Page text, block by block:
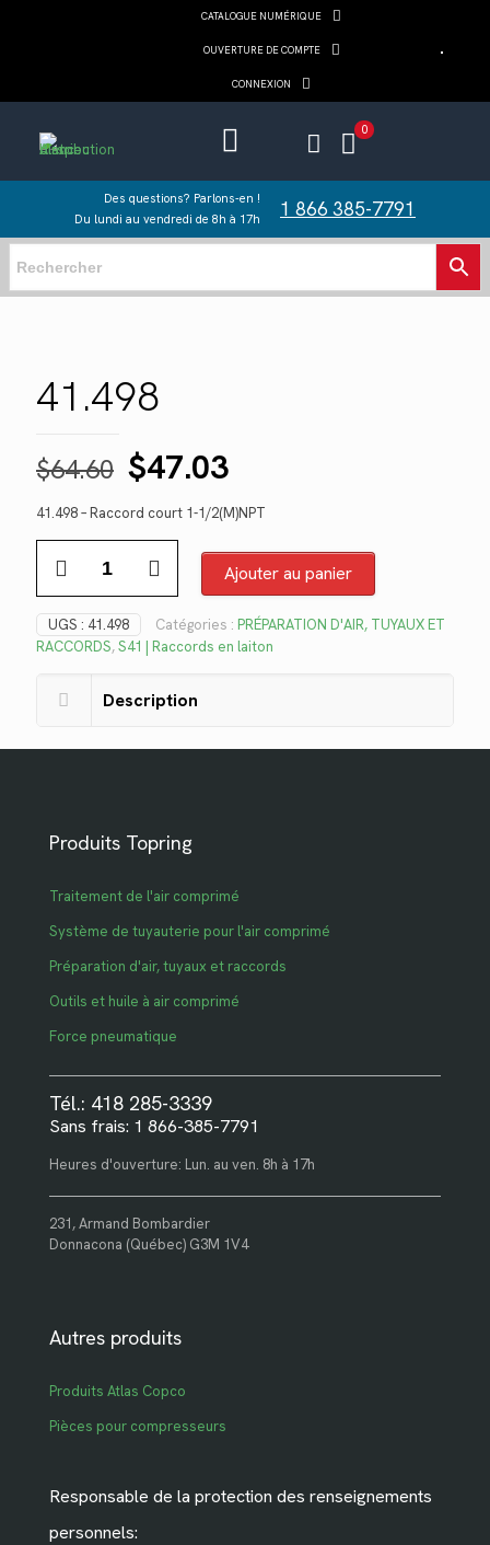
CATALOGUE NUMÉRIQUE
OUVERTURE DE COMPTE
CONNEXION
0
Des questions? Parlons-en !
Du lundi au vendredi de 8h à 17h
1 866 385-7791
41.498
$64.60 Le
prix
initial
était :
$64.60.
$47.03Le
prix
actuel
est :
$47.03.
41.498 – Raccord court 1-1/2(M)NPT
Ajouter au panier
UGS : 41.498 Catégories : PRÉPARATION D'AIR, TUYAUX ET
RACCORDS,S41 | Raccords en laiton
Description
Produits Topring
Traitement de l'air comprimé
Système de tuyauterie pour l'air comprimé
Préparation d'air, tuyaux et raccords
Outils et huile à air comprimé
Force pneumatique
Tél.: 418 285-3339
Sans frais: 1 866-385-7791
Heures d'ouverture: Lun. au ven. 8h à 17h
231, Armand Bombardier
Donnacona (Québec) G3M 1V4
Autres produits
Produits Atlas Copco
Pièces pour compresseurs
Responsable de la protection des renseignements
personnels: